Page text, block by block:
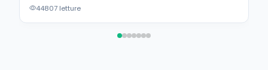
44807 letture